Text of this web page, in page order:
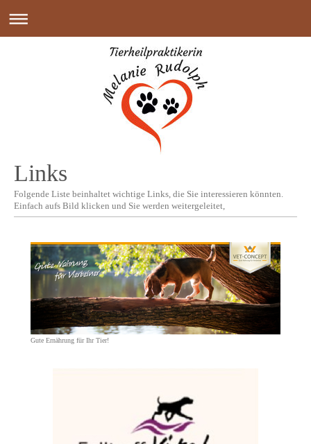
Links
Folgende Liste beinhaltet wichtige Links, die Sie interessieren könnten.
Einfach aufs Bild klicken und Sie werden weitergeleitet,
Gute Ernährung für Ihr Tier!